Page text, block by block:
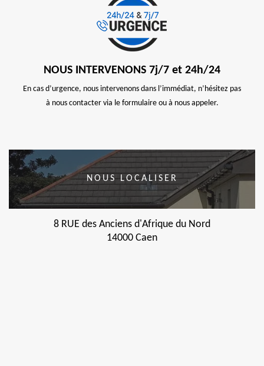
NOUS INTERVENONS 7j/7 et 24h/24
En cas d’urgence, nous intervenons dans l’immédiat, n’hésitez pas
à nous contacter via le formulaire ou à nous appeler.
NOUS LOCALISER
8 RUE des Anciens d'Afrique du Nord
14000 Caen